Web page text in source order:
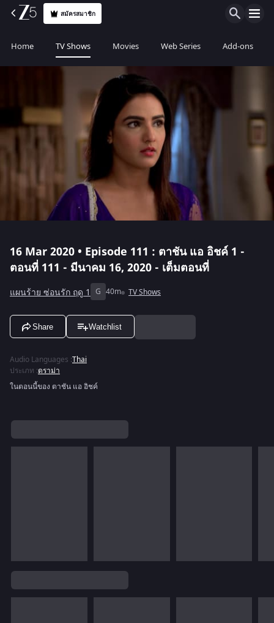
สมัครสมาชิก
Home TV Shows Movies Web Series Add-ons
16 Mar 2020 • Episode 111 : ตาชัน แอ อิชค์ 1 -
ตอนที่ 111 - มีนาคม 16, 2020 - เต็มตอนที่
แผนร้าย ซ่อนรัก ฤดู 1 G 40m TV Shows
Share Watchlist
Audio Languages :Thai
ประเภท :ดราม่า
ในตอนนี้ของ ตาชัน แอ อิชค์